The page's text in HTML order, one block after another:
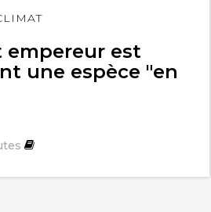
empereur est
une espèce "en